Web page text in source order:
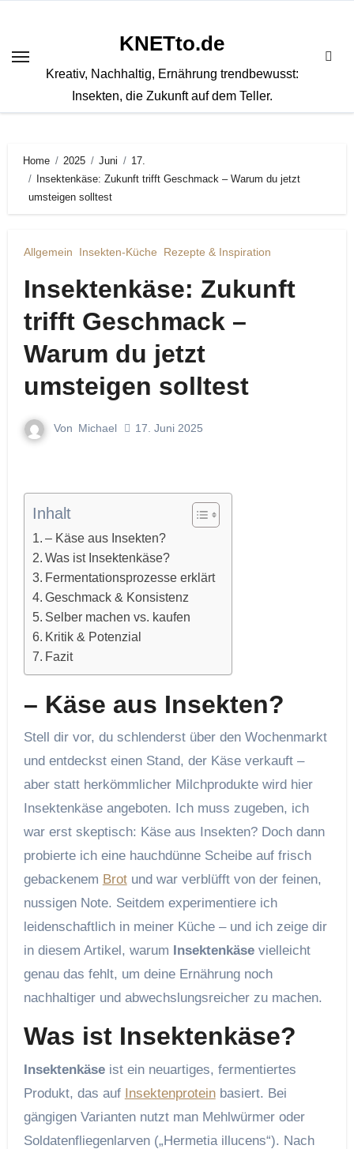
springen
KNETto.de
Kreativ, Nachhaltig, Ernährung trendbewusst:
Insekten, die Zukunft auf dem Teller.
Home 2025 Juni
17.
Insektenkäse: Zukunft trifft Geschmack – Warum du jetzt
umsteigen solltest
Allgemein Insekten-Küche Rezepte & Inspiration
Insektenkäse: Zukunft
trifft Geschmack –
Warum du jetzt
umsteigen solltest
Von Michael 17. Juni 2025
Inhalt
– Käse aus Insekten?
Was ist Insektenkäse?
Fermentationsprozesse erklärt
Geschmack & Konsistenz
Selber machen vs. kaufen
Kritik & Potenzial
Fazit
– Käse aus Insekten?
Stell dir vor, du schlenderst über den Wochenmarkt
und entdeckst einen Stand, der Käse verkauft –
aber statt herkömmlicher Milchprodukte wird hier
Insektenkäse angeboten. Ich muss zugeben, ich
war erst skeptisch: Käse aus Insekten? Doch dann
probierte ich eine hauchdünne Scheibe auf frisch
gebackenem Brotund war verblüfft von der feinen,
nussigen Note. Seitdem experimentiere ich
leidenschaftlich in meiner Küche – und ich zeige dir
in diesem Artikel, warum
Insektenkäsevielleicht
genau das fehlt, um deine Ernährung noch
nachhaltiger und abwechslungsreicher zu machen.
Was ist Insektenkäse?
Insektenkäseist ein neuartiges, fermentiertes
Produkt, das auf Insektenproteinbasiert. Bei
gängigen Varianten nutzt man Mehlwürmer oder
Soldatenfliegenlarven („Hermetia illucens“). Nach